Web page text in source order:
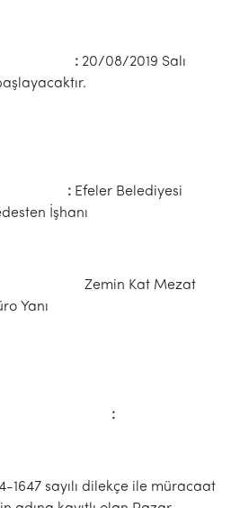
Saati : 20/08/2019 Salı
: Efeler Belediyesi
İşhanı
Mezat
Yanı
:
1647 sayılı dilekçe ile müracaat